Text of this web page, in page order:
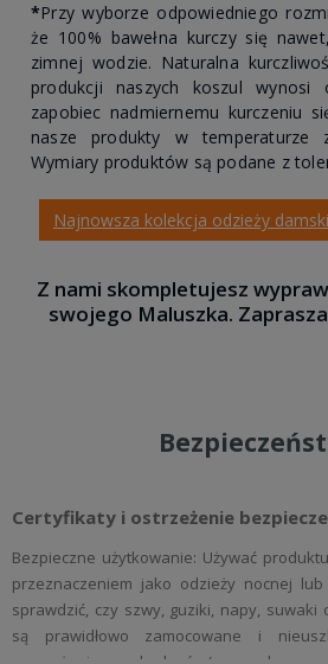
*Przy wyborze odpowiedniego
że 100% bawełna kurczy się
zimnej wodzie. Naturalna
produkcji naszych koszul
zapobiec nadmiernemu kurczeniu
nasze produkty w temperaturze
Wymiary produktów są podane z
Najnowsza kolekcja odzieży
Z nami skompletujesz
swojego Maluszka.
Certyfikaty i ostrzeżenie
Bezpieczne użytkowanie: Używać
przeznaczeniem jako odzieży nocnej
sprawdzić, czy szwy, guziki, napy,
są prawidłowo zamocowane i